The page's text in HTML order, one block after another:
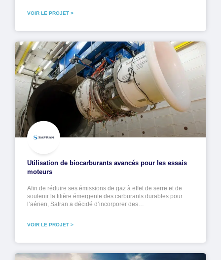
VOIR LE PROJET >
Utilisation de biocarburants avancés pour les essais
moteurs
Afin de réduire ses émissions de gaz à effet de serre et de
soutenir la filière émergente des carburants durables pour
l’aérien, Safran a décidé d’incorporer des…
VOIR LE PROJET >